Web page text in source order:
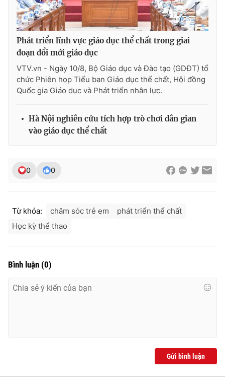
THỜI BÁO VTV
Theo dõi báo trên
Cơ quan chủ quản:
Đài Truyền hình Việt Nam
cấp ngày 29/12/2023
Tổng đài VTV:
024.38 355 931 - 024.38 355 932
Ðiện thoại Thời báo VTV:
Liên hệ quảng cáo:
Phát triển lĩnh vực giáo dục thể chất trong giai
đoạn đổi mới giáo dục
VTV.vn - Ngày 10/8, Bộ Giáo dục và Đào tạo (GDĐT) tổ
chức Phiên họp Tiểu ban Giáo dục thể chất, Hội đồng
Quốc gia Giáo dục và Phát triển nhân lực.
Hà Nội nghiên cứu tích hợp trò chơi dân gian
vào giáo dục thể chất
0 0
Từ khóa: chăm sóc trẻ em
phát triển thể chất
Học kỳ thể thao
Bình luận (0)
Gửi bình luận